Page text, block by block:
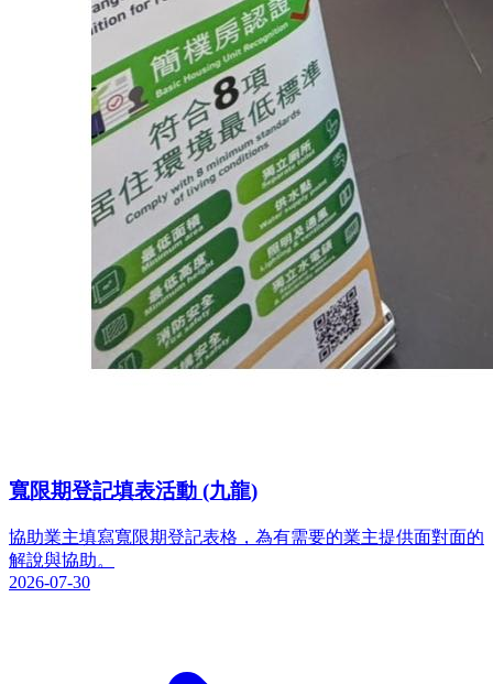
寬限期登記填表活動 (九龍)
協助業主填寫寬限期登記表格，為有需要的業主提供面對面的
解說與協助。
2026-07-30